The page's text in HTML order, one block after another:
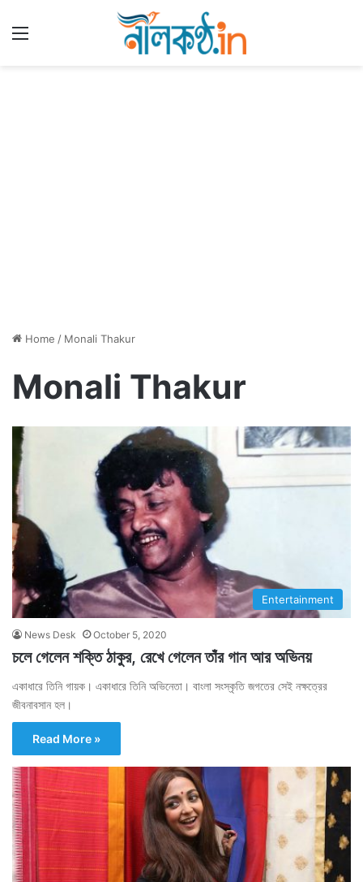
Home / Monali Thakur
Monali Thakur
Entertainment
News Desk October 5, 2020
চলে গেলেন শক্তি ঠাকুর, রেখে গেলেন তাঁর গান আর অভিনয়
একাধারে তিনি গায়ক। একাধারে তিনি অভিনেতা। বাংলা সংস্কৃতি জগতের সেই নক্ষত্রের
জীবনাবসান হল।
Read More »